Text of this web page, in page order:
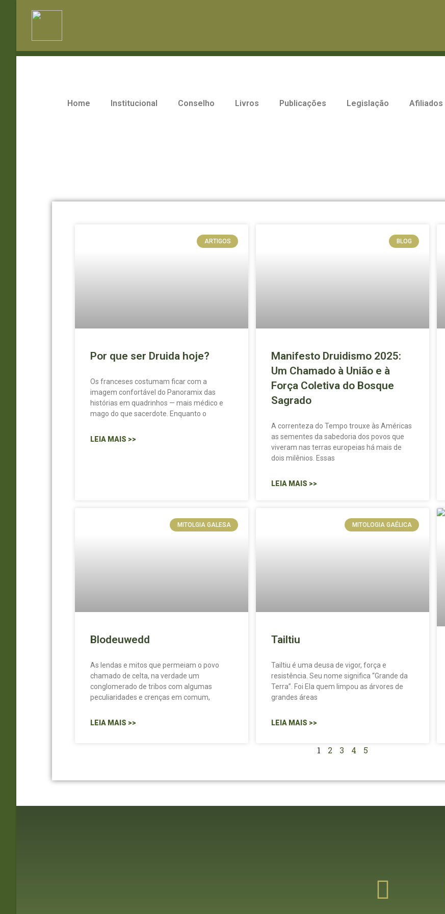
Home Institucional Conselho Livros Publicações Legislação Afiliados
ARTIGOS
Por que ser Druida hoje?
Os franceses costumam ficar com a
imagem confortável do Panoramix das
histórias em quadrinhos — mais médico e
mago do que sacerdote. Enquanto o
LEIA MAIS >>
BLOG
Manifesto Druidismo 2025:
Um Chamado à União e à
Força Coletiva do Bosque
Sagrado
A correnteza do Tempo trouxe às Américas
as sementes da sabedoria dos povos que
viveram nas terras europeias há mais de
dois milênios. Essas
LEIA MAIS >>
MITOLGIA GALESA
Blodeuwedd
As lendas e mitos que permeiam o povo
chamado de celta, na verdade um
conglomerado de tribos com algumas
peculiaridades e crenças em comum,
LEIA MAIS >>
MITOLOGIA GAÉLICA
Tailtiu
Tailtiu é uma deusa de vigor, força e
resistência. Seu nome significa “Grande da
Terra”. Foi Ela quem limpou as árvores de
grandes áreas
LEIA MAIS >>
1 2 3 4 5